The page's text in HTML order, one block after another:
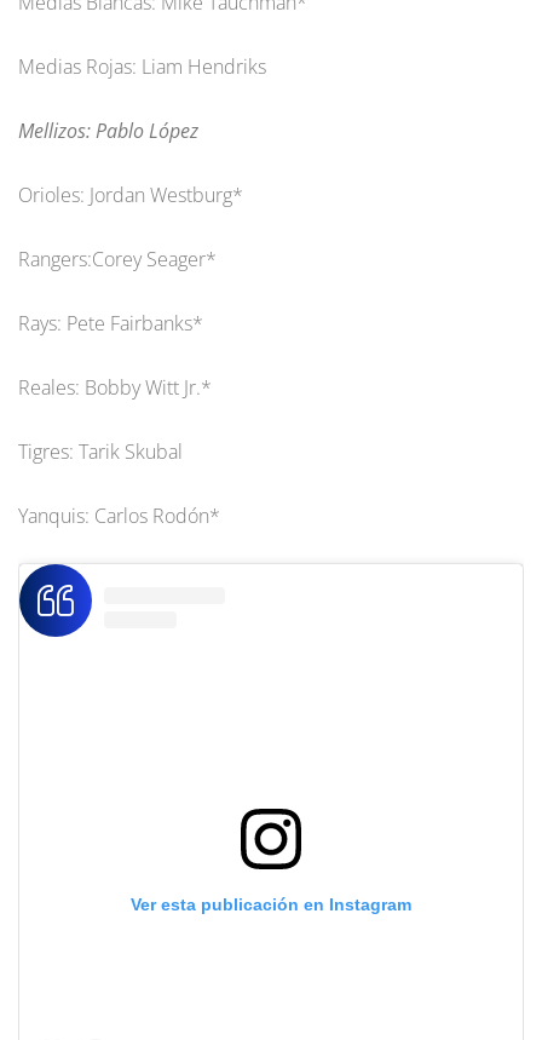
Medias Rojas: Liam Hendriks
Mellizos: Pablo López
Orioles: Jordan Westburg*
Rangers:Corey Seager*
Rays: Pete Fairbanks*
Reales: Bobby Witt Jr.*
Tigres: Tarik Skubal
Yanquis: Carlos Rodón*
Ver esta publicación en Instagram